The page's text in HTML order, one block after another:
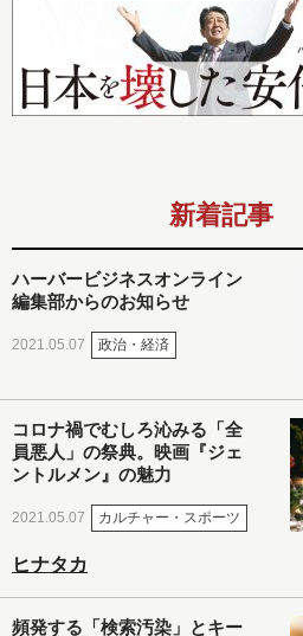
新着記事
ハーバービジネスオンライン
編集部からのお知らせ
2021.05.07 政治・経済
コロナ禍でむしろ沁みる「全
員悪人」の祭典。映画『ジェ
ントルメン』の魅力
2021.05.07 カルチャー・スポーツ
ヒナタカ
頻発する「検索汚染」とキー